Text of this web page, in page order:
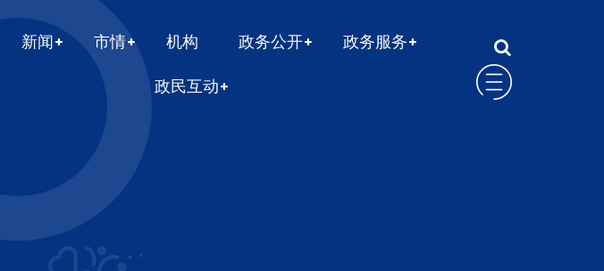
新闻 市情 机构 政务公开 政务服务
政民互动